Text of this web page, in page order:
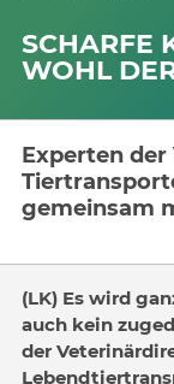
SCHARFE
WOHL
Experten
gemeinsam
(LK) Es wird
auch kein
der